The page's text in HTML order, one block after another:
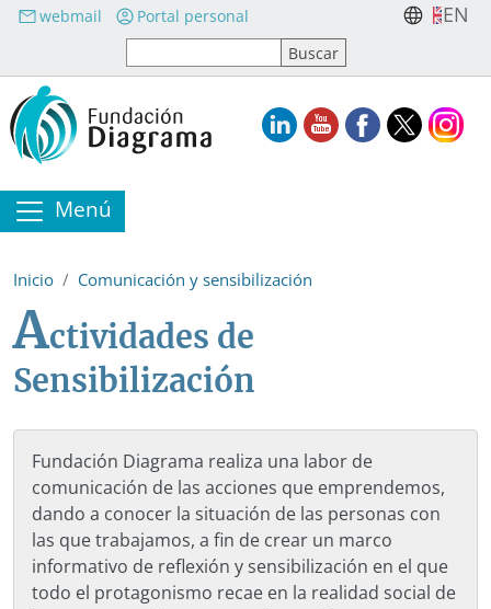
Pasar al contenido principal
webmail Portal personal EN
Menú
Inicio Comunicación y sensibilización
Actividades de
Sensibilización
Fundación Diagrama realiza una labor de
comunicación de las acciones que emprendemos,
dando a conocer la situación de las personas con
las que trabajamos, a fin de crear un marco
informativo de reflexión y sensibilización en el que
todo el protagonismo recae en la realidad social de